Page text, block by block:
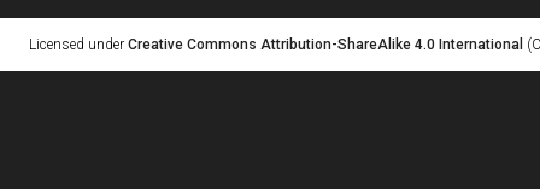
Licensed under Creative Commons Attribution-ShareAlike 4.0 International